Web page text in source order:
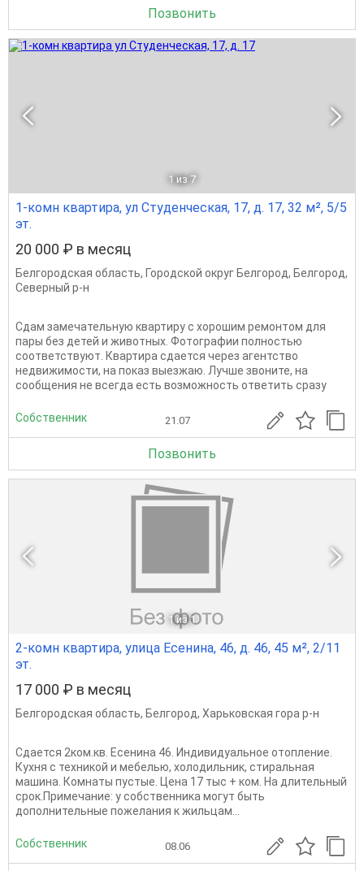
Позвонить
1 из 7
1-комн квартира, ул Студенческая, 17, д. 17, 32 м², 5/5
эт.
20 000 ₽ в месяц
Белгородская область, Городской округ Белгород, Белгород,
Северный р-н
Сдам замечательную квартиру с хорошим ремонтом для
пары без детей и животных. Фотографии полностью
соответствуют. Квартира сдается через агентство
недвижимости, на показ выезжаю. Лучше звоните, на
сообщения не всегда есть возможность ответить сразу
Собственник 21.07
Позвонить
1 из 1
2-комн квартира, улица Есенина, 46, д. 46, 45 м², 2/11
эт.
17 000 ₽ в месяц
Белгородская область, Белгород, Харьковская гора р-н
Сдается 2ком.кв. Есенина 46. Индивидуальное отопление.
Кухня с техникой и мебелью, холодильник, стиральная
машина. Комнаты пустые. Цена 17 тыс + ком. На длительный
срок.Примечание: у собственника могут быть
дополнительные пожелания к жильцам...
Собственник 08.06